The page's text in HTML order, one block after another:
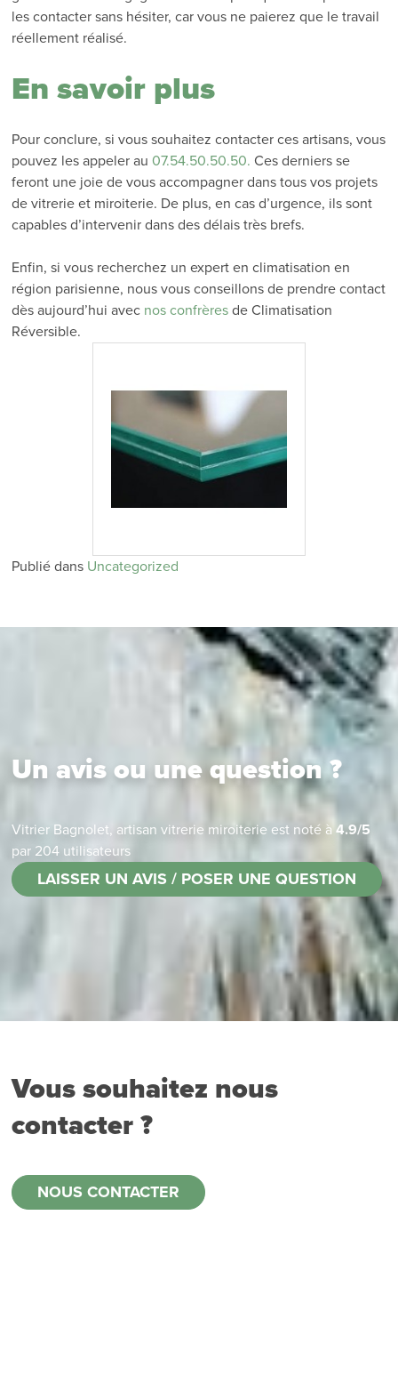
les contacter sans hésiter, car vous ne paierez que le travail
réellement réalisé.
En savoir plus
Pour conclure, si vous souhaitez contacter ces artisans, vous
pouvez les appeler au 07.54.50.50.50. Ces derniers se
feront une joie de vous accompagner dans tous vos projets
de vitrerie et miroiterie. De plus, en cas d’urgence, ils sont
capables d’intervenir dans des délais très brefs.
Enfin, si vous recherchez un expert en climatisation en
région parisienne, nous vous conseillons de prendre contact
dès aujourd’hui avec nos confrères de Climatisation
Réversible.
Publié dans Uncategorized
Un avis ou une question ?
Vitrier Bagnolet, artisan vitrerie miroiterie est noté à4.9/5
par 204 utilisateurs
LAISSER UN AVIS / POSER UNE QUESTION
Vous souhaitez nous
contacter ?
NOUS CONTACTER